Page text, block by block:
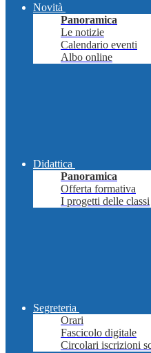
Novità
Panoramica
Le notizie
Calendario eventi
Albo online
Didattica
Panoramica
Offerta formativa
I progetti delle classi
Segreteria
Orari
Fascicolo digitale
Circolari iscrizioni